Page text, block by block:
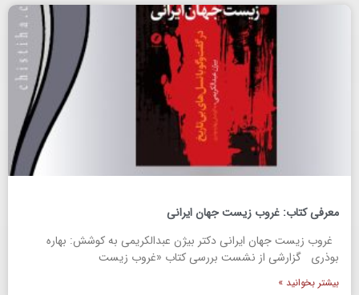
معرفی کتاب: غروب زیست جهان ایرانی
غروب زیست جهان ایرانی دکتر بیژن عبدالکریمی به کوشش: بهاره
بوذری گزارشی از نشست بررسی کتاب «غروب زیست
بیشتر بخوانید »